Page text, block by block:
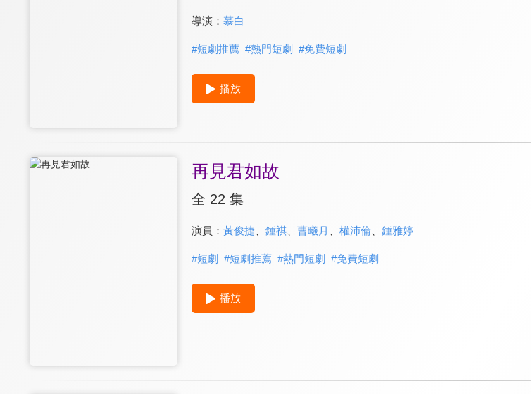
導演： 慕白
#短劇推薦 #熱門短劇 #免費短劇
播放
再見君如故
全 22 集
演員： 黃俊捷 鍾祺、 曹曦月 權沛倫、 鍾雅婷
#短劇 #短劇推薦 #熱門短劇 #免費短劇
播放